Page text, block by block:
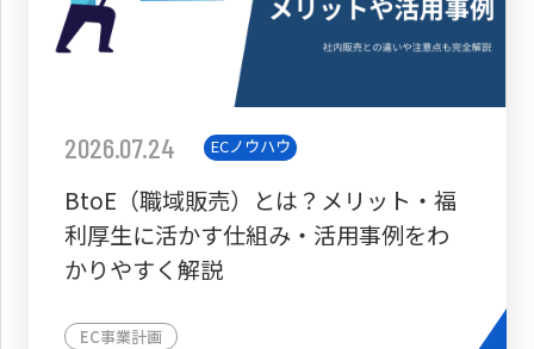
2026.07.24 ECノウハウ
BtoE（職域販売）とは？メリット・福
利厚生に活かす仕組み・活用事例をわ
かりやすく解説
EC事業計画